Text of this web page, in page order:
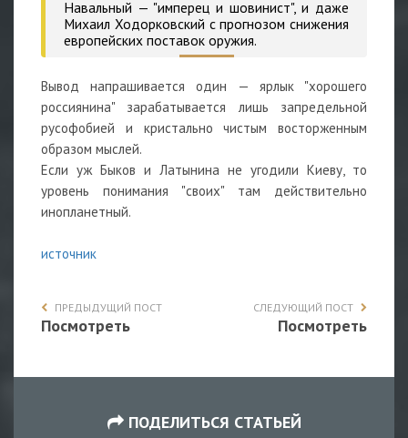
Навальный — "имперец и шовинист", и даже
Михаил Ходорковский с прогнозом снижения
европейских поставок оружия.
Вывод напрашивается один — ярлык "хорошего
россиянина" зарабатывается лишь запредельной
русофобией и кристально чистым восторженным
образом мыслей.
Если уж Быков и Латынина не угодили Киеву, то
уровень понимания "своих" там действительно
инопланетный.
источник
ПРЕДЫДУЩИЙ ПОСТ
Посмотреть
СЛЕДУЮЩИЙ ПОСТ
Посмотреть
ПОДЕЛИТЬСЯ СТАТЬЕЙ